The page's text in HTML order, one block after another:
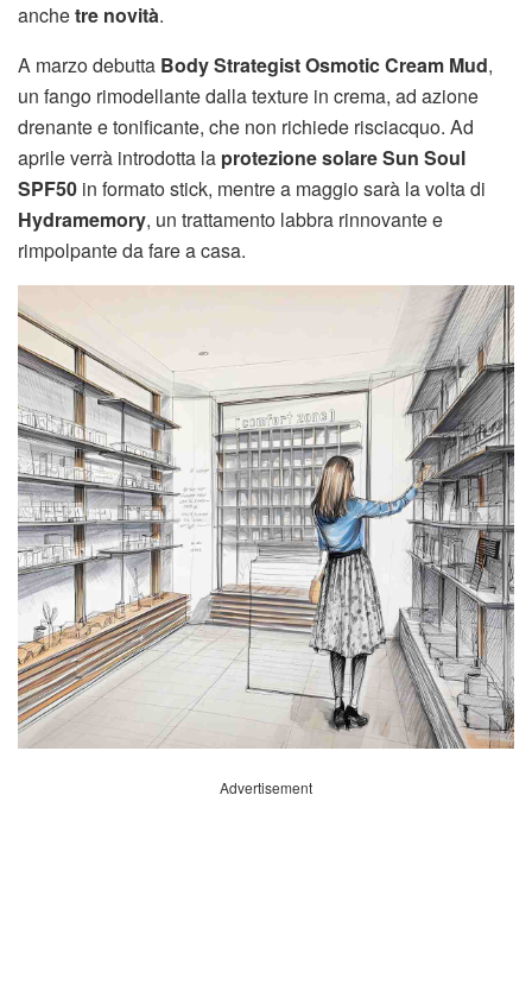
anchetre novità.
A marzo debutta Body Strategist Osmotic Cream Mud,
un fango rimodellante dalla texture in crema, ad azione
drenante e tonificante, che non richiede risciacquo. Ad
aprile verrà introdotta la protezione solare Sun Soul
SPF50 in formato stick, mentre a maggio sarà la volta di
Hydramemory, un trattamento labbra rinnovante e
rimpolpante da fare a casa.
Advertisement